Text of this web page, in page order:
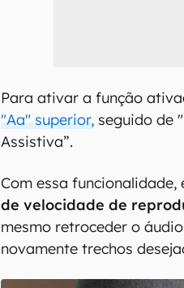
Para ativar a função
"Aa" superior, seguido de
Assistiva”.
Com essa funcionalidade,
de velocidade de
mesmo retroceder o
novamente trechos